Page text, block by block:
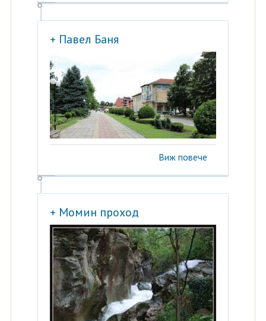
+ Павел Баня
Виж повече
+ Момин проход